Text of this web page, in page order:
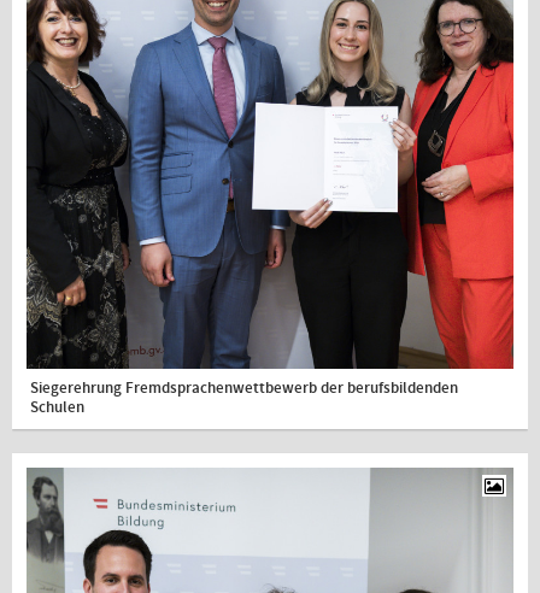
Siegerehrung Fremdsprachenwettbewerb der berufsbildenden
Schulen